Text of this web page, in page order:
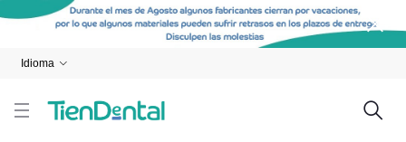
Idioma